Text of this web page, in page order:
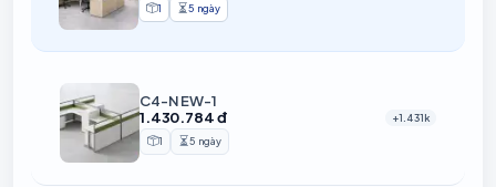
Sản phẩm
1 Thời gian chuẩn bị
5 ngày
C4-NEW-1
1.430.784 đ
+1.431k
Sản phẩm
1 Thời gian chuẩn bị
5 ngày